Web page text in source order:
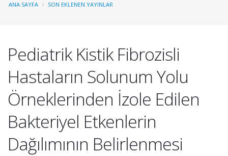
ANA SAYFA SON EKLENEN YAYINLAR
Pediatrik Kistik Fibrozisli
Hastaların Solunum Yolu
Örneklerinden İzole Edilen
Bakteriyel Etkenlerin
Dağılımının Belirlenmesi